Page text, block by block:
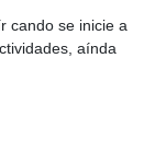
cando se inicie a
aínda